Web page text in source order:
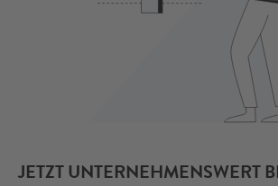
JETZT UNTERNEHMENSWERT